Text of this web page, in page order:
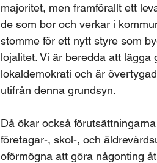
majoritet, men framförallt ett
de som bor och verkar i
stomme för ett nytt styre som
lojalitet. Vi är beredda att
lokaldemokrati och är
utifrån denna grundsyn.
Då ökar också
företagar-, skol-, och
oförmögna att göra någonting